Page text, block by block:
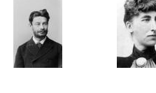
Image
Image